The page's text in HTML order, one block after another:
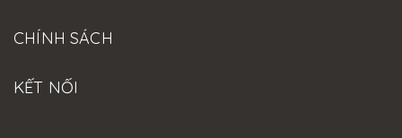
CHÍNH SÁCH
KẾT NỐI